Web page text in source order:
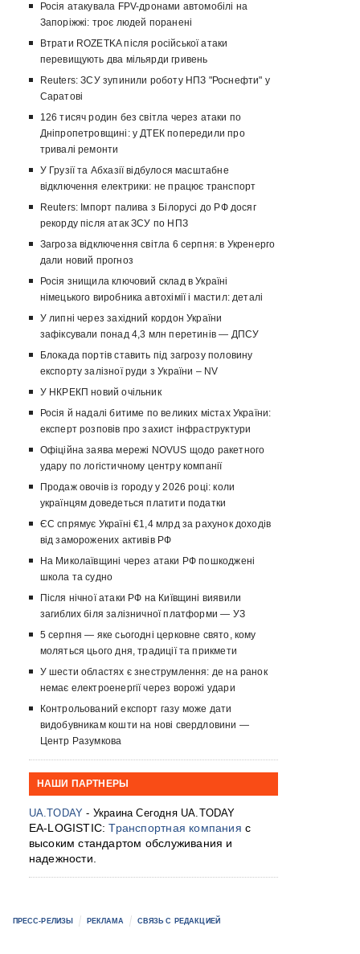
Росія атакувала FPV-дронами автомобілі на
Запоріжжі: троє людей поранені
Втрати ROZETKA після російської атаки
перевищують два мільярди гривень
Reuters: ЗСУ зупинили роботу НПЗ "Роснефти" у
Саратові
126 тисяч родин без світла через атаки по
Дніпропетровщині: у ДТЕК попередили про
тривалі ремонти
У Грузії та Абхазії відбулося масштабне
відключення електрики: не працює транспорт
Reuters: Імпорт палива з Білорусі до РФ досяг
рекорду після атак ЗСУ по НПЗ
Загроза відключення світла 6 серпня: в Укренерго
дали новий прогноз
Росія знищила ключовий склад в Україні
німецького виробника автохімії і мастил: деталі
У липні через західний кордон України
зафіксували понад 4,3 млн перетинів — ДПСУ
Блокада портів ставить під загрозу половину
експорту залізної руди з України – NV
У НКРЕКП новий очільник
Росія й надалі битиме по великих містах України:
експерт розповів про захист інфраструктури
Офіційна заява мережі NOVUS щодо ракетного
удару по логістичному центру компанії
Продаж овочів із городу у 2026 році: коли
українцям доведеться платити податки
ЄС спрямує Україні €1,4 млрд за рахунок доходів
від заморожених активів РФ
На Миколаївщині через атаки РФ пошкоджені
школа та судно
Після нічної атаки РФ на Київщині виявили
загиблих біля залізничної платформи — УЗ
5 серпня — яке сьогодні церковне свято, кому
моляться цього дня, традиції та прикмети
У шести областях є знеструмлення: де на ранок
немає електроенергії через ворожі удари
Контрольований експорт газу може дати
видобувникам кошти на нові свердловини —
Центр Разумкова
НАШИ ПАРТНЕРЫ
UA.TODAY - Украина Сегодня UA.TODAY
EA-LOGISTIC:Транспортная компания с
высоким стандартом обслуживания и
надежности.
ПРЕСС-РЕЛИЗЫ РЕКЛАМА СВЯЗЬ С РЕДАКЦИЕЙ